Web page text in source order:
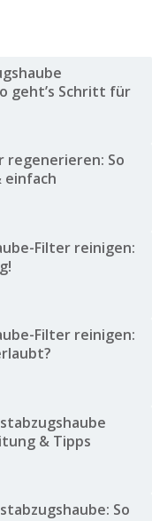
geht’s Schritt für
So
einfach
Filter reinigen:
Filter reinigen:
& Tipps
So